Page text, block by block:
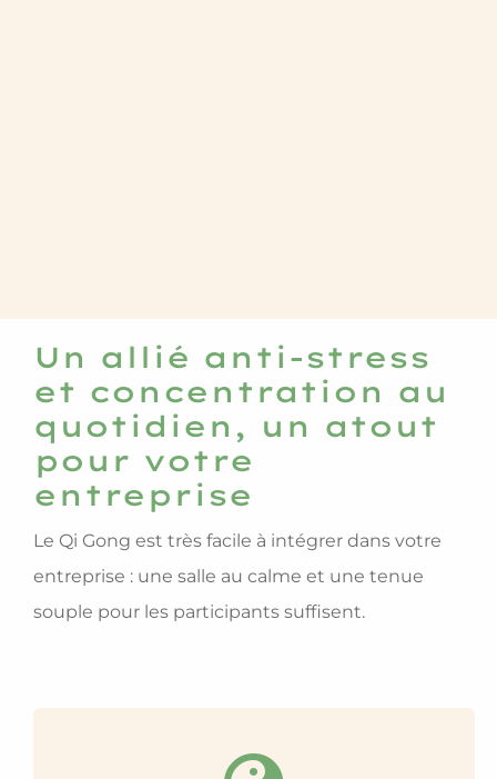
Un allié anti-stress
et concentration au
quotidien, un atout
pour votre
entreprise
Le Qi Gong est très facile à intégrer dans votre
entreprise : une salle au calme et une tenue
souple pour les participants suffisent.